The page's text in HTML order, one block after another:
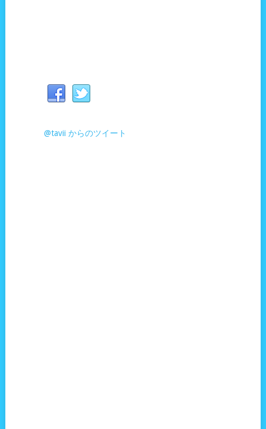
@tavii からのツイート